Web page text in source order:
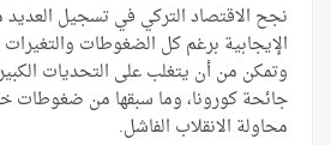
نجح الاقتصاد التركي في تسجيل العديد
الإيجابية برغم كل الضغوطات
وتمكن من أن يتغلب على التحديات
جائحة كورونا، وما سبقها من ضغوطات
محاولة الانقلاب الفاشل.